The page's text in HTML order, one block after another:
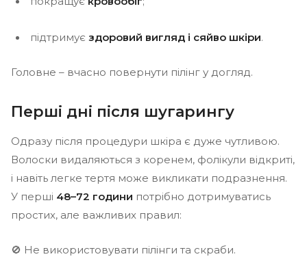
підтримує здоровий вигляд і сяйво шкіри.
Головне – вчасно повернути пілінг у догляд.
Перші дні після шугарингу
Одразу після процедури шкіра є дуже чутливою.
Волоски видаляються з коренем, фолікули відкриті,
і навіть легке тертя може викликати подразнення.
У перші 48–72 години потрібно дотримуватись
простих, але важливих правил:
🚫 Не використовувати пілінги та скраби.